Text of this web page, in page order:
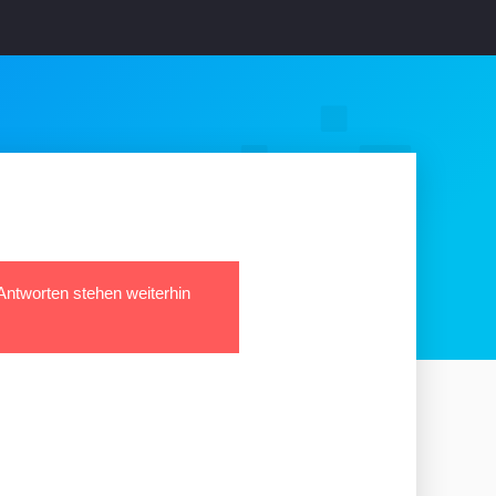
stehen weiterhin